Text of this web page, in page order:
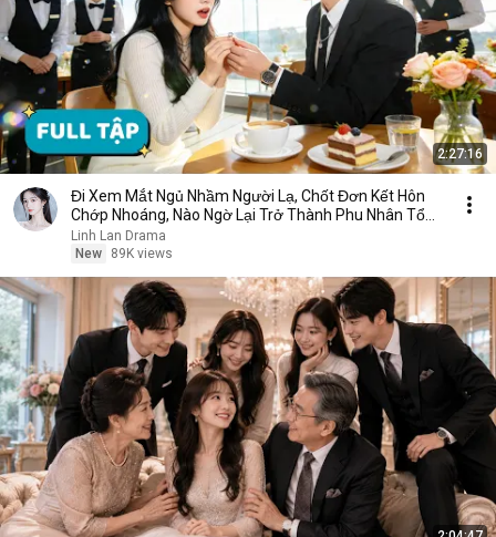
2:27:16
Đi Xem Mắt Ngủ Nhầm Người Lạ, Chốt Đơn Kết Hôn
Chớp Nhoáng, Nào Ngờ Lại Trở Thành Phu Nhân Tổng
Tài
Linh Lan Drama
New
89K views